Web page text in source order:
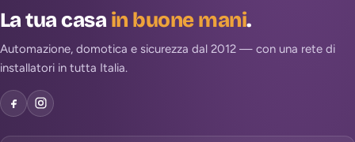
La tua casain buone mani.
Automazione, domotica e sicurezza dal 2012 — con una rete di
installatori in tutta Italia.